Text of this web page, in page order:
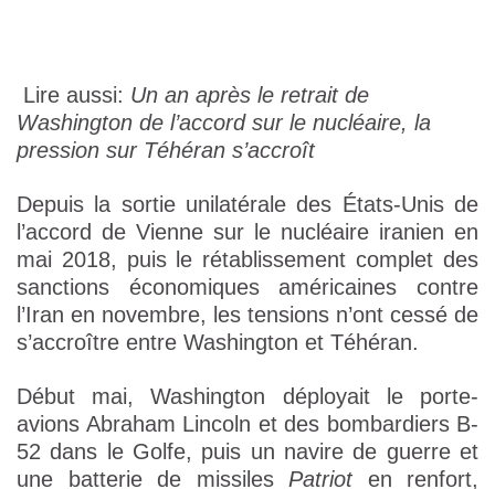
Lire aussi: Un an après le retrait de
Washington de l’accord sur le nucléaire, la
pression sur Téhéran s’accroît
Depuis la sortie unilatérale des États-Unis de
l’accord de Vienne sur le nucléaire iranien en
mai 2018, puis le rétablissement complet des
sanctions économiques américaines contre
l’Iran en novembre, les tensions n’ont cessé de
s’accroître entre Washington et Téhéran.
Début mai, Washington déployait le porte-
avions Abraham Lincoln et des bombardiers B-
52 dans le Golfe, puis un navire de guerre et
une batterie de missiles Patrioten renfort,